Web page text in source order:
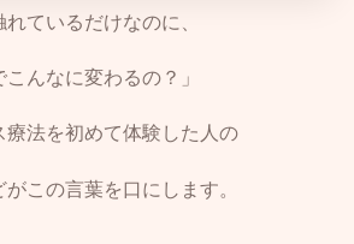
れているだけなのに、
こんなに変わるの？」
療法を初めて体験した人の
がこの言葉を口にします。